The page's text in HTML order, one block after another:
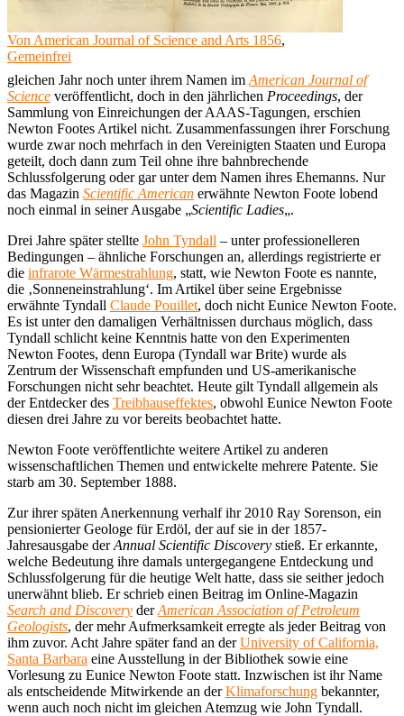
Von American Journal of Science and Arts 1856,
Gemeinfrei
gleichen Jahr noch unter ihrem Namen im American Journal of
Science veröffentlicht, doch in den jährlichen Proceedings, der
Sammlung von Einreichungen der AAAS-Tagungen, erschien
Newton Footes Artikel nicht. Zusammenfassungen ihrer Forschung
wurde zwar noch mehrfach in den Vereinigten Staaten und Europa
geteilt, doch dann zum Teil ohne ihre bahnbrechende
Schlussfolgerung oder gar unter dem Namen ihres Ehemanns. Nur
das Magazin Scientific American erwähnte Newton Foote lobend
noch einmal in seiner Ausgabe „Scientific Ladies„.
Drei Jahre später stellte John Tyndall – unter professionelleren
Bedingungen – ähnliche Forschungen an, allerdings registrierte er
die infrarote Wärmestrahlung, statt, wie Newton Foote es nannte,
die ‚Sonneneinstrahlung‘. Im Artikel über seine Ergebnisse
erwähnte Tyndall Claude Pouillet, doch nicht Eunice Newton Foote.
Es ist unter den damaligen Verhältnissen durchaus möglich, dass
Tyndall schlicht keine Kenntnis hatte von den Experimenten
Newton Footes, denn Europa (Tyndall war Brite) wurde als
Zentrum der Wissenschaft empfunden und US-amerikanische
Forschungen nicht sehr beachtet. Heute gilt Tyndall allgemein als
der Entdecker des Treibhauseffektes, obwohl Eunice Newton Foote
diesen drei Jahre zu vor bereits beobachtet hatte.
Newton Foote veröffentlichte weitere Artikel zu anderen
wissenschaftlichen Themen und entwickelte mehrere Patente. Sie
starb am 30. September 1888.
Zur ihrer späten Anerkennung verhalf ihr 2010 Ray Sorenson, ein
pensionierter Geologe für Erdöl, der auf sie in der 1857-
Jahresausgabe derAnnual Scientific Discovery stieß. Er erkannte,
welche Bedeutung ihre damals untergegangene Entdeckung und
Schlussfolgerung für die heutige Welt hatte, dass sie seither jedoch
unerwähnt blieb. Er schrieb einen Beitrag im Online-Magazin
Search and Discovery derAmerican Association of Petroleum
Geologists, der mehr Aufmerksamkeit erregte als jeder Beitrag von
ihm zuvor. Acht Jahre später fand an derUniversity of California,
Santa Barbara eine Ausstellung in der Bibliothek sowie eine
Vorlesung zu Eunice Newton Foote statt. Inzwischen ist ihr Name
als entscheidende Mitwirkende an derKlimaforschung bekannter,
wenn auch noch nicht im gleichen Atemzug wie John Tyndall.